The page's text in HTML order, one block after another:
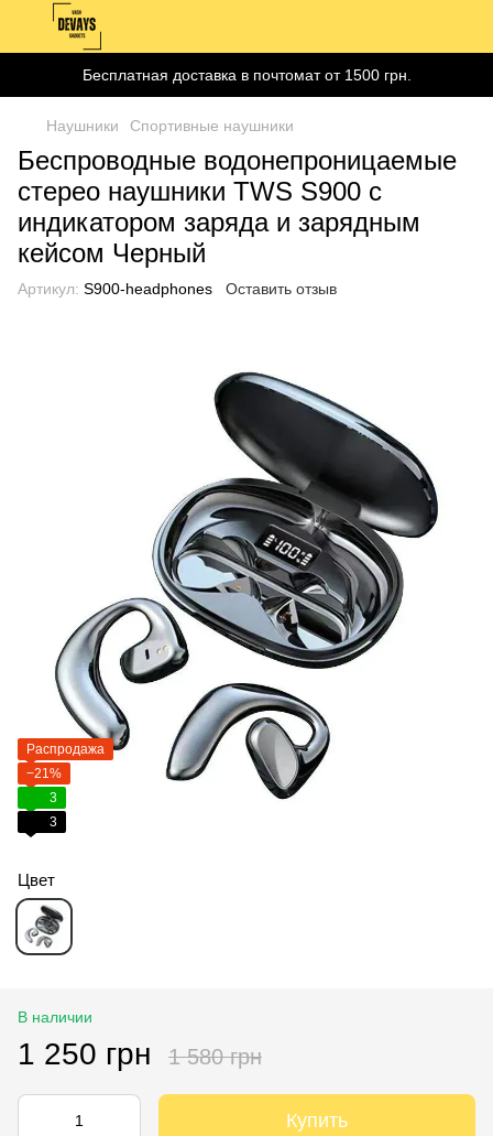
Бесплатная доставка в почтомат от 1500 грн.
Наушники Спортивные наушники
Беспроводные водонепроницаемые
стерео наушники TWS S900 c
индикатором заряда и зарядным
кейсом Черный
Артикул: S900-headphones Оставить отзыв
Распродажа
−21%
3
3
Цвет
В наличии
1 250 грн 1 580 грн
Купить